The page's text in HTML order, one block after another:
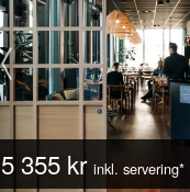
5 355 kr inkl. servering*